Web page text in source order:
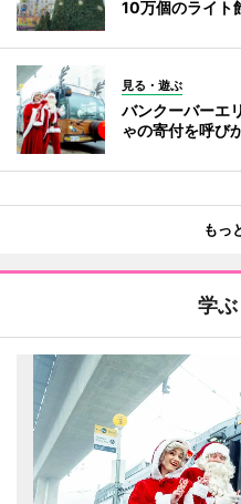
10万個のライト
見る・遊ぶ
バンクーバーエ
ゃの寄付を呼び
もっ
学